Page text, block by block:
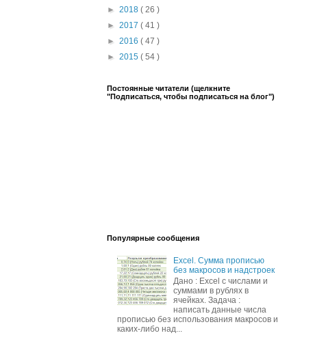
► 2018 ( 26 )
► 2017 ( 41 )
► 2016 ( 47 )
► 2015 ( 54 )
Постоянные читатели (щелкните
"Подписаться, чтобы подписаться на блог")
Популярные сообщения
Excel. Сумма прописью
без макросов и надстроек
Дано : Excel c числами и
суммами в рублях в
ячейках. Задача :
написать данные числа
прописью без использования макросов и
каких-либо над...